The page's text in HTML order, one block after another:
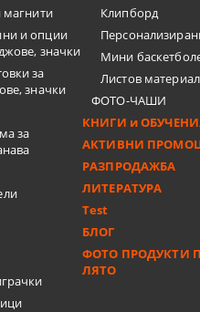
магнити
и опции
значки
за
значки
за
Клипборд
Мини
Листов материал
ФОТО-ЧАШИ
КНИГИ и
АКТИВНИ
РАЗПРОДАЖБА
ЛИТЕРАТУРА
Test
БЛОГ
ФОТО ПРОДУКТИ
ЛЯТО